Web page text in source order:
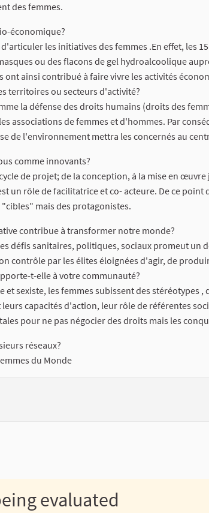
des femmes.
économique?
les initiatives des femmes .En effet, les
ou des flacons de gel hydroalcoolique
ont ainsi contribué à faire vivre les activités
territoires ou secteurs d'activité?
la défense des droits humains (droits des
associations de femmes et d'hommes. Par
de l'environnement mettra les concernés au
comme innovants?
de projet; de la conception, à la mise en
un rôle de facilitatrice et co- acteure. De ce point
mais des protagonistes.
contribue à transformer notre monde?
défis sanitaires, politiques, sociaux promeut un
contrôle par les élites éloignées d'agir, de
t-elle à votre communauté?
et sexiste, les femmes subissent des stéréotypes
capacités d'action, leur rôle de référentes
pour ne pas négocier des droits mais les
réseaux?
du Monde
del poder
evaluated